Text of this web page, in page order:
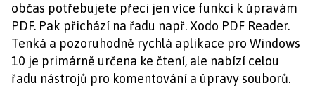
občas potřebujete přeci jen více funkcí k úpravám
PDF. Pak přichází na řadu např. Xodo PDF Reader.
Tenká a pozoruhodně rychlá aplikace pro Windows
10 je primárně určena ke čtení, ale nabízí celou
řadu nástrojů pro komentování a úpravy souborů.